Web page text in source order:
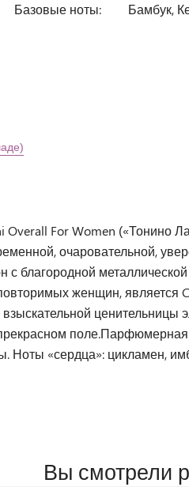
Базовые ноты:
Бамбук,
For Women («Тонино
очаровательной,
с благородной
женщин, является
Ноты «сердца»: цикламен,
Вы смотрели